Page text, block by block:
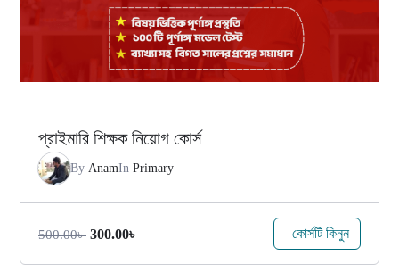
প্রাইমারি শিক্ষক নিয়োগ কোর্স
By AnamIn Primary
500.00৳ 300.00৳ কোর্সটি কিনুন